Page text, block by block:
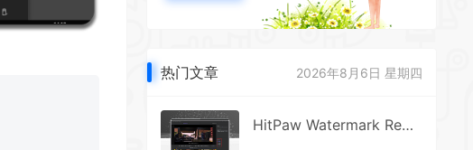
热门文章 2026年8月6日 星期四
HitPaw Watermark Remover视频去水印中文绿色版本